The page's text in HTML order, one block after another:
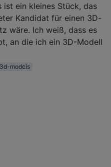
ist ein kleines Stück, das
Kandidat für einen 3D-
wäre. Ich weiß, dass es
an die ich ein 3D-Modell
3d-models